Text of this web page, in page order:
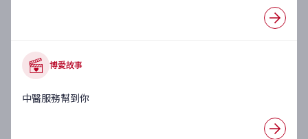
博愛故事
中醫服務幫到你